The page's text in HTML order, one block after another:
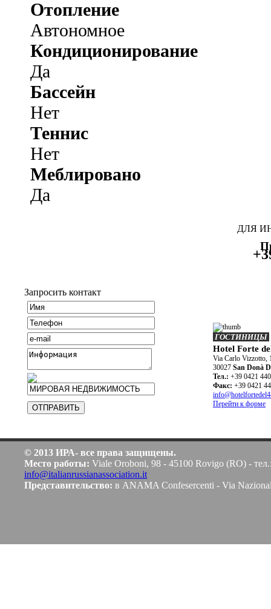
Отопление
Автономное
Кондиционирование
Да
Бассейн
Нет
Теннис
Нет
Меблировано
Да
ДЛЯ
Запросить контакт
ГОСТИНИЦЫ
Hotel Forte
Via Carlo Vizzotto,
30027 San Donà
Teл.: +39 0421
Факс: +39 0421
Перейти к форме
© 2013 ИРА- все права защищены.
Место работы: Viale Oroboni, 98 - 45100 Rovigo (RO) -
info@italianrussianassociation.it
Представительство: в ANAMA Confesercenti - Via